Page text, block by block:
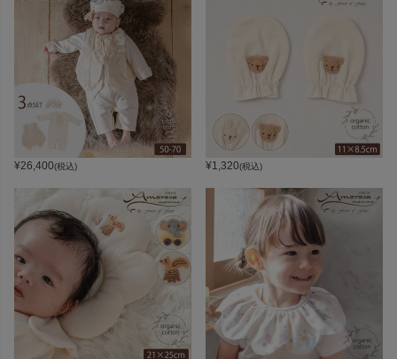
¥26,400(税込) ¥1,320(税込)